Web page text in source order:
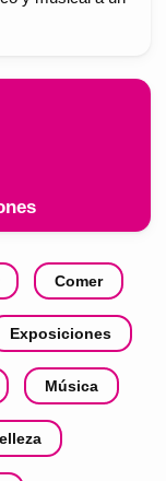
Comer
Exposiciones
Música